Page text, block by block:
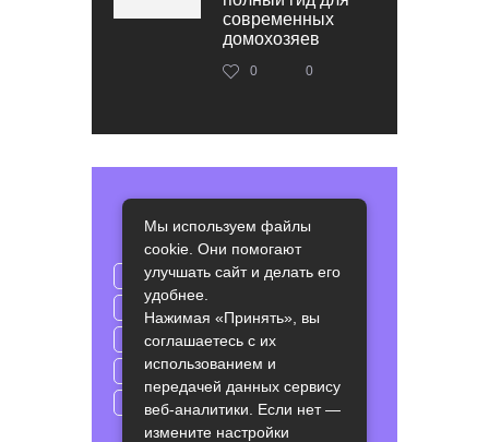
современных
домохозяев
0 0
РУБРИКИ
Аналитика
Дистанционное обучение
Новости
Основные понятия
Статьи
Финансы
Финансы под микроскопом
Мы используем файлы
cookie. Они помогают
улучшать сайт и делать его
удобнее.
Нажимая «Принять», вы
соглашаетесь с их
использованием и
передачей данных сервису
веб-аналитики. Если нет —
измените настройки